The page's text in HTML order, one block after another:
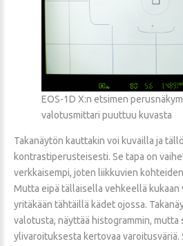
EOS-1D X:n etsimen
valotusmittari puuttuu kuvasta
Takanäytön kauttakin voi kuvailla ja
kontrastiperusteisesti. Se tapa on
verkkaisempi, joten liikkuvien
Mutta eipä tällaisella vehkeellä kukaan
yritäkään tähtäillä kädet ojossa.
valotusta, näyttää histogrammin, mutta
ylivaroituksesta kertovaa varoitusväriä.